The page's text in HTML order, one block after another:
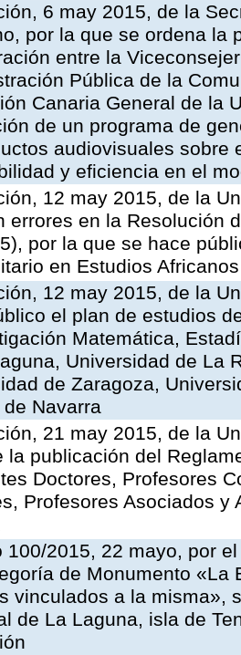
6 may 2015, de la
por la que se ordena la
entre la
Pública de la
Canaria General de la
de un programa de
audiovisuales sobre
y eficiencia en el
12 may 2015, de la
errores en la Resolución
por la que se hace
en Estudios
12 may 2015, de la
el plan de estudios
Matemática,
Universidad de La
de Zaragoza,
Navarra
21 may 2015, de la
la publicación del
Doctores, Profesores
Profesores Asociados
100/2015, 22 mayo, por
de Monumento «La
vinculados a la misma»,
de La Laguna, isla de